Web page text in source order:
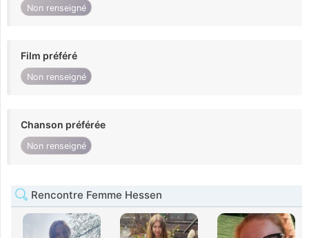
Non renseigné
Film préféré
Non renseigné
Chanson préférée
Non renseigné
Rencontre Femme Hessen